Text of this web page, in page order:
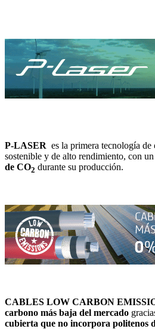
P-LASER es la primera tecnología de
sostenible y de alto rendimiento, con un
de CO2 durante su producción.
CABLES LOW CARBON
carbono más baja del mercado
cubierta que no incorpora politenos